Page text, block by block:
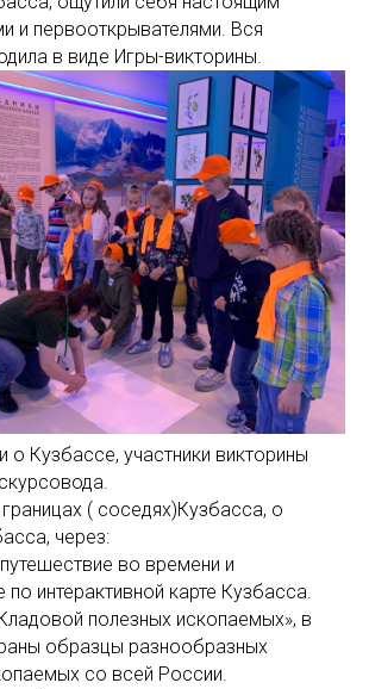
и первооткрывателями. Вся
в виде Игры-викторины.
о Кузбассе, участники викторины
( соседях)Кузбасса, о
через:
во времени и
по интерактивной карте Кузбасса.
полезных ископаемых», в
образцы разнообразных
со всей России.